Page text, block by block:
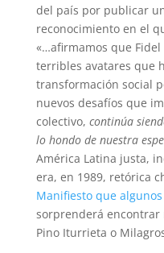
del país por publicar
reconocimiento en el
«…afirmamos que
terribles avatares que
transformación social
nuevos desafíos que
colectivo, continúa
lo hondo de nuestra
América Latina justa,
era, en 1989, retórica
Manifiesto que
sorprenderá encontrar
Pino Iturrieta o